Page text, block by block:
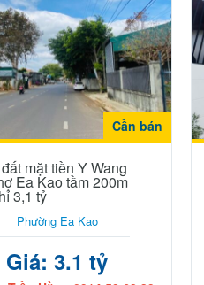
Cần bán
mặt tiền Y Wang
Ea Kao tầm 200m
3,1 tỷ
Phường Ea Kao
Giá: 3.1 tỷ